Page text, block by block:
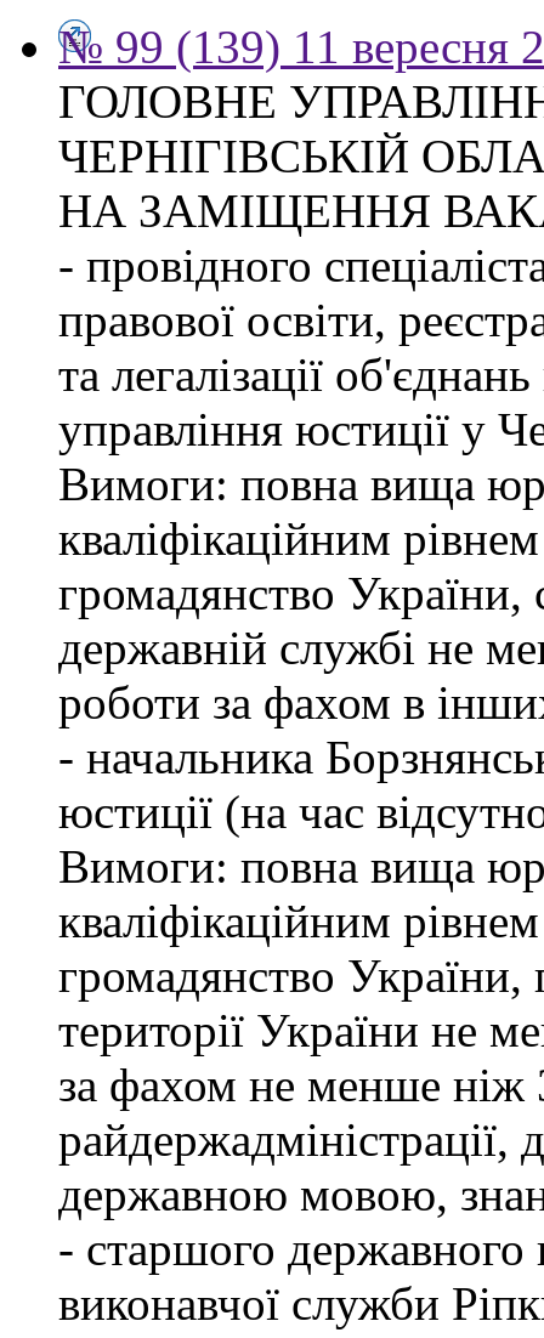
№ 99 (139) 11 вересня
ГОЛОВНЕ
ЧЕРНІГІВСЬКІЙ
НА ЗАМІЩЕННЯ
- провідного
правової освіти,
та легалізації
управління юстиції у
Вимоги: повна вища
кваліфікаційним
громадянство
державній службі не
роботи за фахом в
- начальника
юстиції (на час
Вимоги: повна вища
кваліфікаційним
громадянство
території України не
за фахом не менше ніж
райдержадміністрації,
державною мовою,
- старшого державного
виконавчої служби